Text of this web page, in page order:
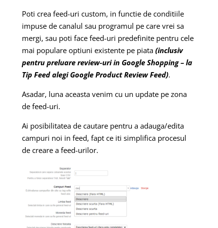
Poti crea feed-uri custom, in functie de conditiile
impuse de canalul sau programul pe care vrei sa
mergi, sau poti face feed-uri predefinite pentru cele
mai populare optiuni existente pe piata (inclusiv
pentru preluare review-uri in Google Shopping – la
Tip Feed alegi Google Product Review Feed).
Asadar, luna aceasta venim cu un update pe zona
de feed-uri.
Ai posibilitatea de cautare pentru a adauga/edita
campuri noi in feed, fapt ce iti simplifica procesul
de creare a feed-urilor.